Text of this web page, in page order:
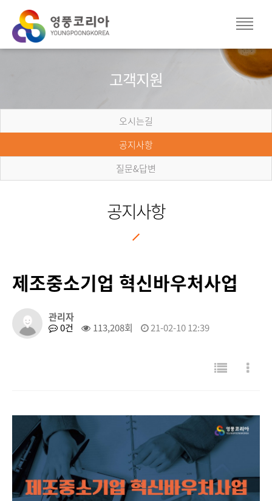
고객지원
오시는길
공지사항
질문&답변
공지사항
제조중소기업 혁신바우처사업
관리자
0건
113,208회 21-02-10 12:39